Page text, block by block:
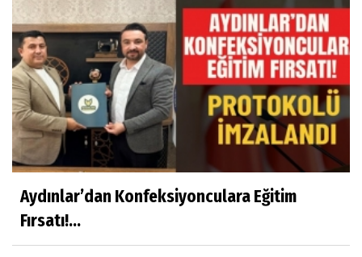
Aydınlar’dan Konfeksiyonculara Eğitim
Fırsatı!...